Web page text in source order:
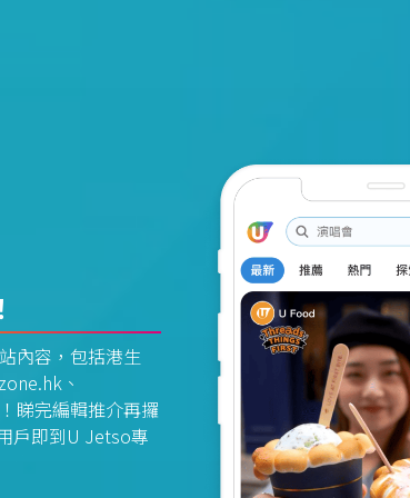
內容，包括港生
、
睇完編輯推介再攞
戶即到U Jetso專